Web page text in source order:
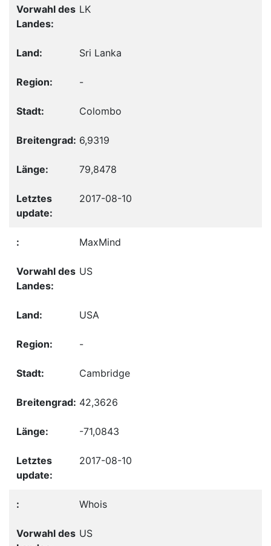
LK
Sri Lanka
-
Colombo
6,9319
79,8478
2017-08-10
MaxMind
US
USA
-
Cambridge
42,3626
-71,0843
2017-08-10
Whois
US